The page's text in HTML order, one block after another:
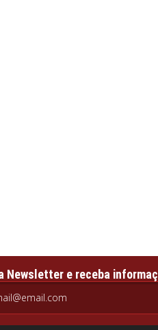
Newsletter e receba